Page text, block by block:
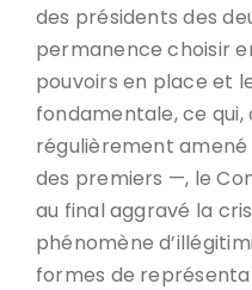
des présidents des
permanence choisir
pouvoirs en place et
fondamentale, ce qui,
régulièrement
des premiers —, le
au final aggravé la
phénomène
formes de